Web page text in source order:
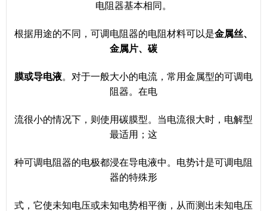
电阻器基本相同。
根据用途的不同，可调电阻器的电阻材料可以是金属丝、
金属片、碳
膜或导电液。对于一般大小的电流，常用金属型的可调电
阻器。在电
流很小的情况下，则使用碳膜型。当电流很大时，电解型
最适用；这
种可调电阻器的电极都浸在导电液中。电势计是可调电阻
器的特殊形
式，它使未知电压或未知电势相平衡，从而测出未知电压